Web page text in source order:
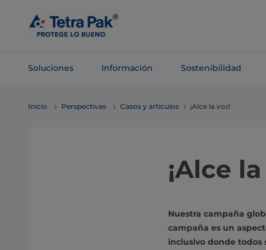
contenido
principal
Soluciones Información Sostenibilidad
navegación
Inicio Perspectivas Casos y artículos ¡Alce la voz!
¡Alce
Nuestra campaña
campaña es un
inclusivo donde todos